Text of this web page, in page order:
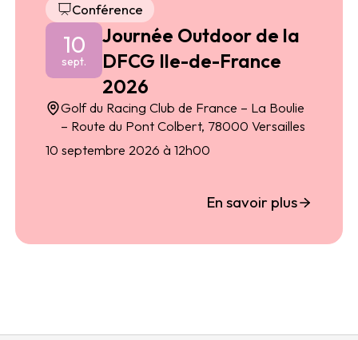
Conférence
10
sept.
Journée Outdoor de la
DFCG Ile-de-France
2026
Golf du Racing Club de France – La Boulie
– Route du Pont Colbert, 78000 Versailles
10 septembre 2026 à 12h00
En savoir plus